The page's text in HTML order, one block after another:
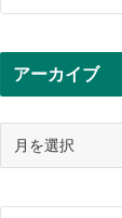
アーカイブ
イ